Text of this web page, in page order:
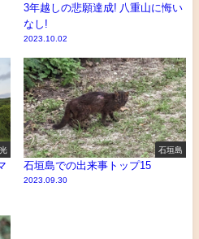
3年越しの悲願達成! 八重山に悔い
なし!
2023.10.02
石垣島
石垣島での出来事トップ15
2023.09.30